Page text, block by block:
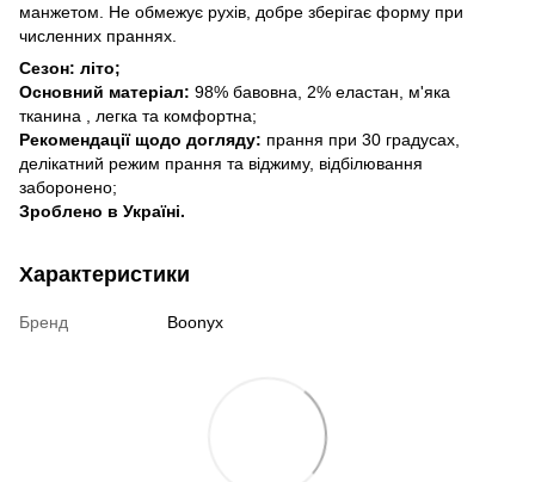
манжетом. Не обмежує рухів, добре зберігає форму при
численних праннях.
Сезон: літо;
Основний матеріал: 98% бавовна, 2% еластан, м'яка
тканина , легка та комфортна;
Рекомендації щодо догляду: прання при 30 градусах,
делікатний режим прання та віджиму, відбілювання
заборонено;
Зроблено в Україні.
Характеристики
Бренд Boonyx